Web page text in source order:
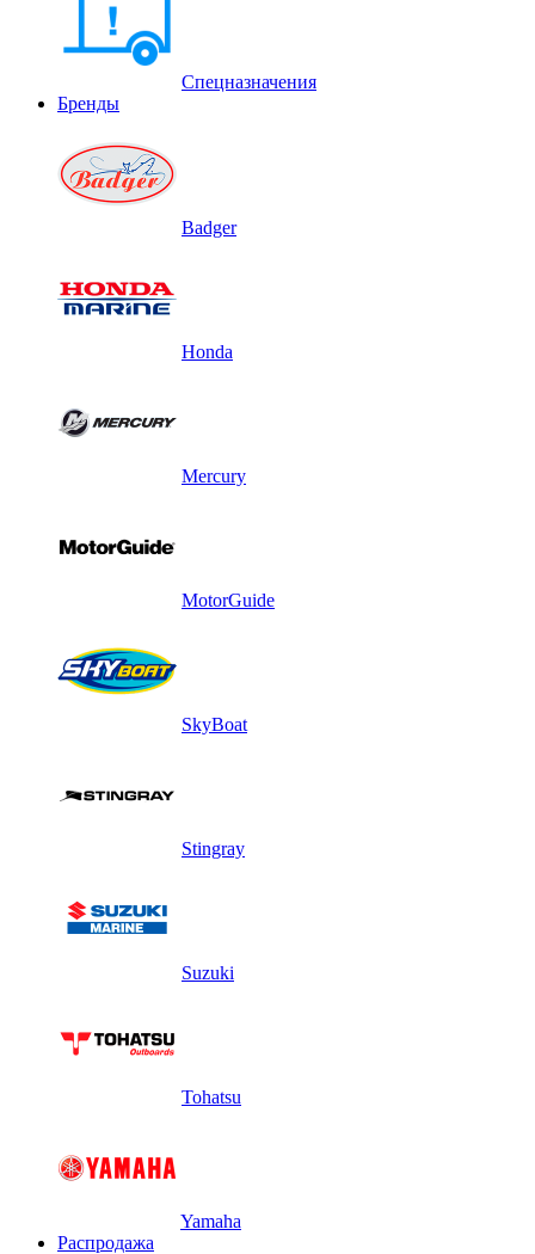
Спецназначения
Бренды
Badger
Honda
Mercury
MotorGuide
SkyBoat
Stingray
Suzuki
Tohatsu
Yamaha
Распродажа